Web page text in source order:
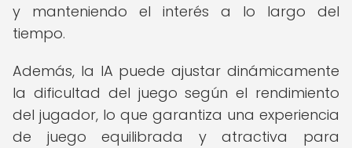
y manteniendo el interés a lo largo del
tiempo.
Además, la IA puede ajustar dinámicamente
la dificultad del juego según el rendimiento
del jugador, lo que garantiza una experiencia
de juego equilibrada y atractiva para